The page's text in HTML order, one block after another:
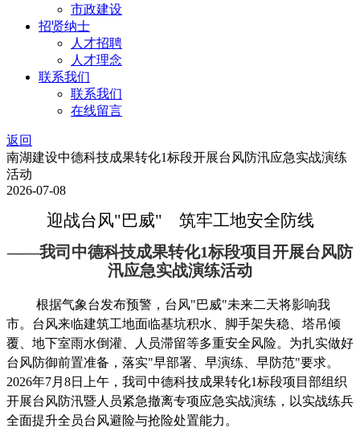
市政建设
招贤纳士
人才招聘
人才理念
联系我们
联系我们
在线留言
返回
南湖建设中德科技成果转化1标段开展台风防汛应急实战演练
活动
2026-07-08
迎战台风"巴威" 筑牢工地安全防线
——我司中德科技成果转化1标段项目开展台风防
汛应急实战演练活动
根据气象台发布预警，台风"巴威"未来二天将影响我
市。台风来临建筑工地面临基坑积水、脚手架失稳、塔吊倾
覆、地下室雨水倒灌、人员滞留等多重安全风险。为扎实做好
台风防御前置准备，落实"早部署、早演练、早防范"要求。
2026年7月8日上午，我司中德科技成果转化1标段项目部组织
开展台风防汛暨人员紧急撤离专项应急实战演练，以实战练兵
全面提升全员台风避险与抢险处置能力。